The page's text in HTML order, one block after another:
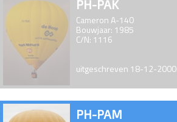
PH-PAK
Cameron A-140
Bouwjaar: 1985
C/N: 1116
uitgeschreven 18-12-2000
PH-PAM